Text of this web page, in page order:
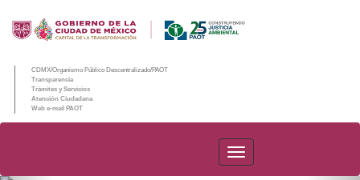
CDMX/Organismo Público Descentralizado/PAOT
Transparencia
Trámites y Servicios
Atención Ciudadana
Web e-mail PAOT
PAOT